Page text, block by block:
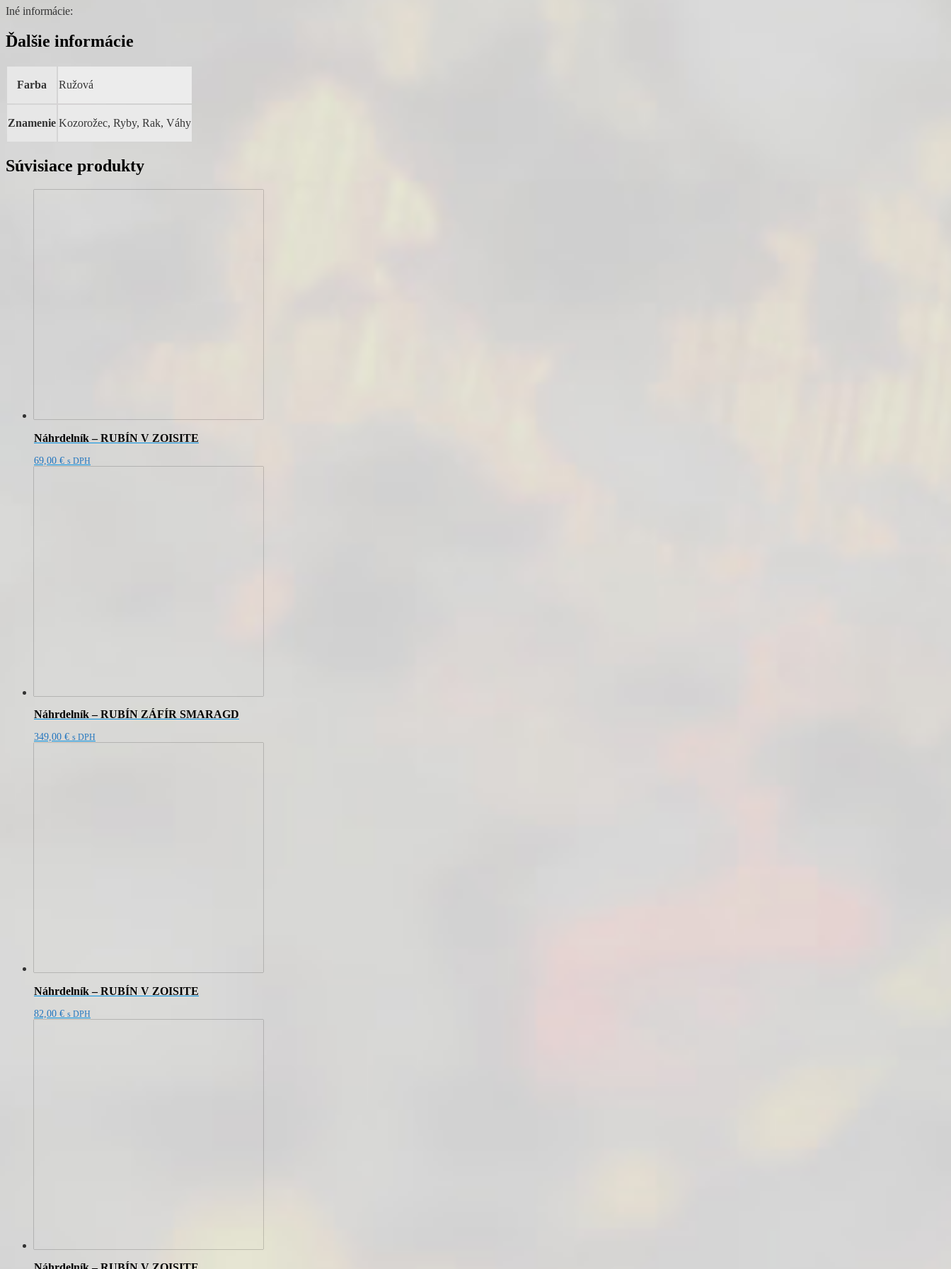
Iné informácie:
Ďalšie informácie
Farba Ružová
Znamenie Kozorožec, Ryby, Rak, Váhy
Súvisiace produkty
Náhrdelník – RUBÍN V ZOISITE
69,00 € s DPH
Náhrdelník – RUBÍN ZÁFÍR SMARAGD
349,00 € s DPH
Náhrdelník – RUBÍN V ZOISITE
82,00 € s DPH